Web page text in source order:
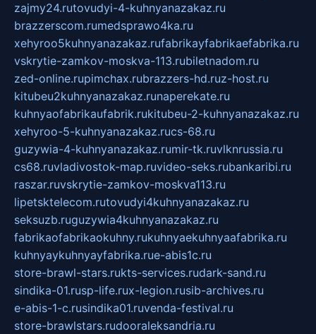
zajmy24.rutovudyi-4-kuhnyanazakaz.ru
brazzerscom.rumedsprawo4ka.ru
xehyroo5kuhnyanazakaz.rufabrikayfabrikaefabrika.ru
vskrytie-zamkov-moskva-113.rubiletnadom.ru
zed-online.rupimchax.rubrazzers-hd.ruz-host.ru
kitubeu2kuhnyanazakaz.runaperekate.ru
kuhnyaofabrikaufabrik.rukitubeu-2-kuhnyanazakaz.ru
xehyroo-5-kuhnyanazakaz.rucs-68.ru
guzywia-4-kuhnyanazakaz.rumir-tk.ruvlknrussia.ru
cs68.ruvladivostok-map.ruvideo-seks.rubankaribi.ru
raszar.ruvskrytie-zamkov-moskva113.ru
lipetsktelecom.rutovudyi4kuhnyanazakaz.ru
seksuzb.ruguzywia4kuhnyanazakaz.ru
fabrikaofabrikaokuhny.rukuhnyaekuhnyaafabrika.ru
kuhnyaykuhnyayfabrika.rue-abis1c.ru
store-brawl-stars.rukts-services.rudark-sand.ru
sindika-01.rusp-life.rux-legion.rusib-archives.ru
e-abis-1-c.rusindika01.ruvenda-festival.ru
store-brawlstars.rudooraleksandria.ru